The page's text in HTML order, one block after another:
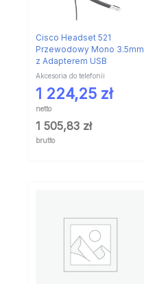
Cisco Headset 521
Przewodowy Mono 3.5mm
z Adapterem USB
Akcesoria do telefonii
1 224,25 zł
netto
1 505,83 zł
brutto